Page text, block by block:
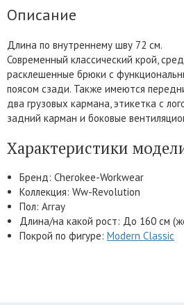
Описание
Длина по внутреннему шву 72 см.
Современный классический крой,
расклешенные брюки с
поясом сзади. Также имеются
два грузовых кармана, этикетка с
задний карман и боковые
Характеристики
Бренд: Cherokee-Workwear
Коллекция: Ww-Revolution
Пол: Array
Длина/на какой рост: До 160 см
Покрой по фигуре: Modern Classic